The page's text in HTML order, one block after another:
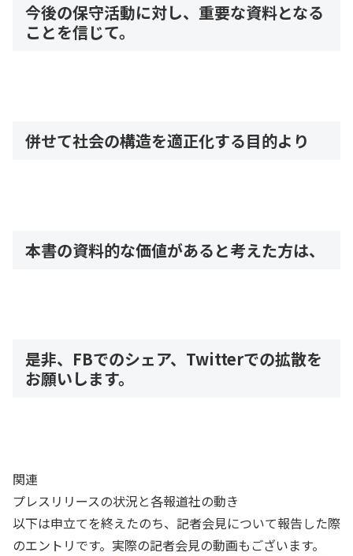
今後の保守活動に対し、重要な資料となる
ことを信じて。
併せて社会の構造を適正化する目的より
本書の資料的な価値があると考えた方は、
是非、FBでのシェア、Twitterでの拡散を
お願いします。
関連
プレスリリースの状況と各報道社の動き
以下は申立てを終えたのち、記者会見について報告した際
のエントリです。実際の記者会見の動画もございます。